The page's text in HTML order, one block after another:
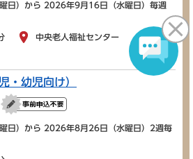
日）から 2026年9月16日（水曜日）毎週
中央老人福祉センター
・幼児向け）
日）から 2026年8月26日（水曜日）2週毎